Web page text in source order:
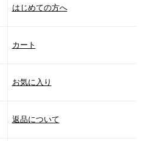
はじめての方へ
カート
お気に入り
返品について